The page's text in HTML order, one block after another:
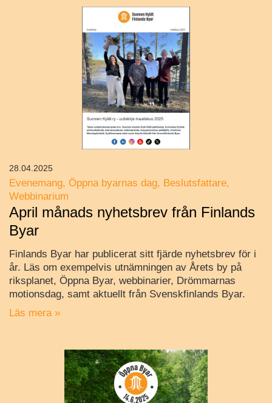
Evenemang Öppna byarnas dag
Beslutsfattare
Webbinarium
April månads nyhetsbrev från Finlands
Byar
Finlands Byar har publicerat sitt fjärde nyhetsbrev för i
år. Läs om exempelvis utnämningen av Årets by på
riksplanet, Öppna Byar, webbinarier, Drömmarnas
motionsdag, samt aktuellt från Svenskfinlands Byar.
Läs mera »
28.04.2025